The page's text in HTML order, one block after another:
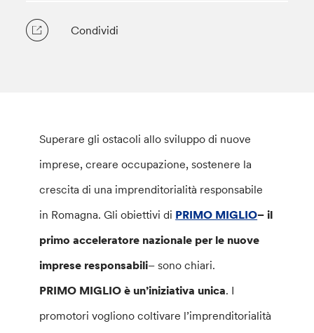
Condividi
Superare gli ostacoli allo sviluppo di nuove
imprese, creare occupazione, sostenere la
crescita di una imprenditorialità responsabile
in Romagna. Gli obiettivi di PRIMO MIGLIO– il
primo acceleratore nazionale per le nuove
imprese responsabili– sono chiari.
PRIMO MIGLIO è un’iniziativa unica. I
promotori vogliono coltivare l’imprenditorialità